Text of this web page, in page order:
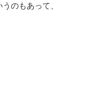
のもあって、